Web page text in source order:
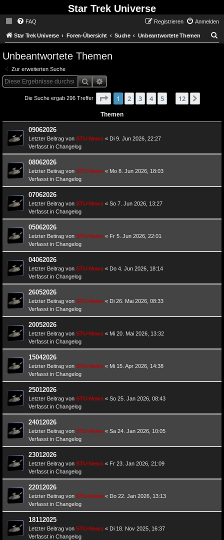
Star Trek Universe
FAQ Anmelden
Registrieren
Star Trek Universe Foren-Übersicht Suche Unbeantwortete Themen
Unbeantwortete Themen
Zur erweiterten Suche
SucheErweiterte Suche
Die Suche ergab 296 Treffer Seite 1 von 12
1 2 3 4 5 12
Themen
09062026
Letzter Beitrag von STU-News « Di 9. Jun 2026, 22:27
Verfasst in Changelog
08062026
Letzter Beitrag von STU-News « Mo 8. Jun 2026, 18:03
Verfasst in Changelog
07062026
Letzter Beitrag von STU-News « So 7. Jun 2026, 13:27
Verfasst in Changelog
05062026
Letzter Beitrag von STU-News « Fr 5. Jun 2026, 22:01
Verfasst in Changelog
04062026
Letzter Beitrag von STU-News « Do 4. Jun 2026, 18:14
Verfasst in Changelog
26052026
Letzter Beitrag von STU-News « Di 26. Mai 2026, 08:33
Verfasst in Changelog
20052026
Letzter Beitrag von STU-News « Mi 20. Mai 2026, 13:32
Verfasst in Changelog
15042026
Letzter Beitrag von STU-News « Mi 15. Apr 2026, 14:38
Verfasst in Changelog
25012026
Letzter Beitrag von STU-News « So 25. Jan 2026, 08:43
Verfasst in Changelog
24012026
Letzter Beitrag von STU-News « Sa 24. Jan 2026, 10:05
Verfasst in Changelog
23012026
Letzter Beitrag von STU-News « Fr 23. Jan 2026, 21:09
Verfasst in Changelog
22012026
Letzter Beitrag von STU-News « Do 22. Jan 2026, 13:13
Verfasst in Changelog
18112025
Letzter Beitrag von STU-News « Di 18. Nov 2025, 16:37
Verfasst in Changelog